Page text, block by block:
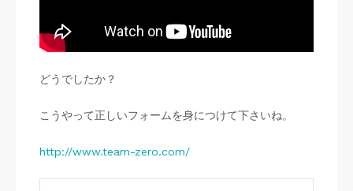
どうでしたか？
こうやって正しいフォームを身につけて下さいね。
http://www.team-zero.com/